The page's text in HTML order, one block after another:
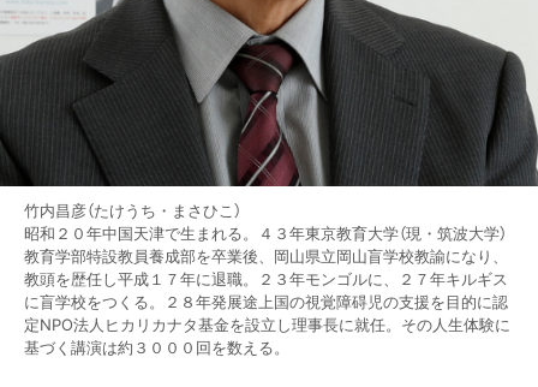
竹内昌彦（たけうち・まさひこ）
昭和２０年中国天津で生まれる。４３年東京教育大学（現・筑波大学）
教育学部特設教員養成部を卒業後、岡山県立岡山盲学校教諭になり、
教頭を歴任し平成１７年に退職。２３年モンゴルに、２７年キルギス
に盲学校をつくる。２８年発展途上国の視覚障碍児の支援を目的に認
定NPO法人ヒカリカナタ基金を設立し理事長に就任。その人生体験に
基づく講演は約３０００回を数える。